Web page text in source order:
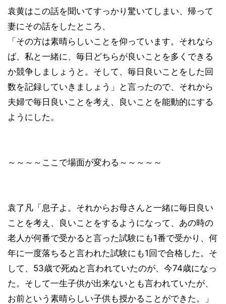
袁黄はこの話を聞いてすっかり驚いてしまい、帰って
妻にその話をしたところ、
「その方は素晴らしいことを仰っています。それなら
ば、私と一緒に、毎日どちらが良いことを多くできる
か競争しましょうと。そして、毎日良いことをした回
数を記録していきましょう」と言ったので、それから
夫婦で毎日良いことを考え、良いことを能動的にする
ようにした。
～～～～ここで場面が変わる～～～～～
袁了凡「息子よ。それからお母さんと一緒に毎日良い
ことを考え、良いことをするようになって、あの時の
老人が何番で受かると言った試験にも1番で受かり、何
年に一度落ちると言われた試験にも1回で合格した。そ
して、53歳で死ぬと言われていたのが、今74歳になっ
た。そして一生子供が出来ないとも言われていたが、
お前という素晴らしい子供も授かることができた。」